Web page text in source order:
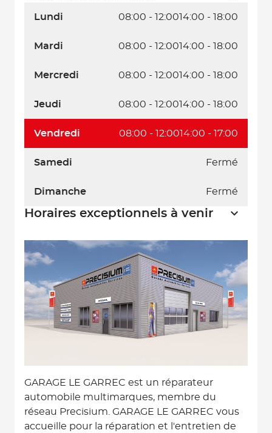
Lundi 08:00 - 12:0014:00 - 18:00
Mardi 08:00 - 12:0014:00 - 18:00
Mercredi 08:00 - 12:0014:00 - 18:00
Jeudi 08:00 - 12:0014:00 - 18:00
Vendredi 08:00 - 12:0014:00 - 17:00
Samedi Fermé
Dimanche Fermé
Horaires exceptionnels à venir
GARAGE LE GARREC est un réparateur
automobile multimarques, membre du
réseau Precisium. GARAGE LE GARREC vous
accueille pour la réparation et l'entretien de